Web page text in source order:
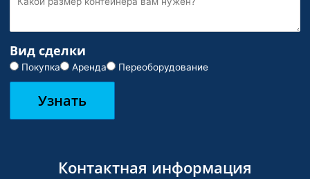
Вид сделки
Покупка Аренда Переоборудование
Узнать
Контактная информация